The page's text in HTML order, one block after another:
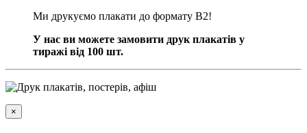
Ми друкуємо плакати до формату В2!
У нас ви можете замовити друк плакатів у
тиражі від 100 шт.
×